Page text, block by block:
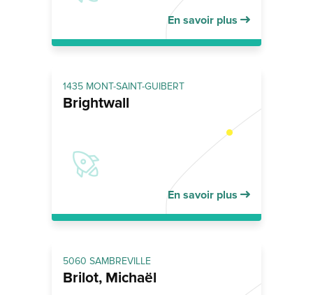
En savoir plus
1435 MONT-SAINT-GUIBERT
Brightwall
En savoir plus
5060 SAMBREVILLE
Brilot, Michaël